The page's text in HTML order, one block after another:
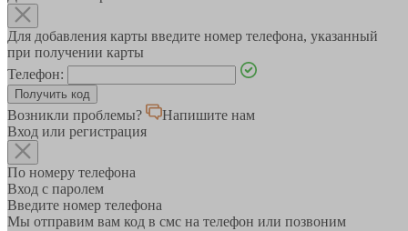
Для добавления карты введите номер телефона, указанный
при получении карты
Телефон:
Возникли проблемы?
Напишите нам
Вход или регистрация
По номеру телефона
Вход с паролем
Введите номер телефона
Мы отправим вам код в смс на телефон или позвоним